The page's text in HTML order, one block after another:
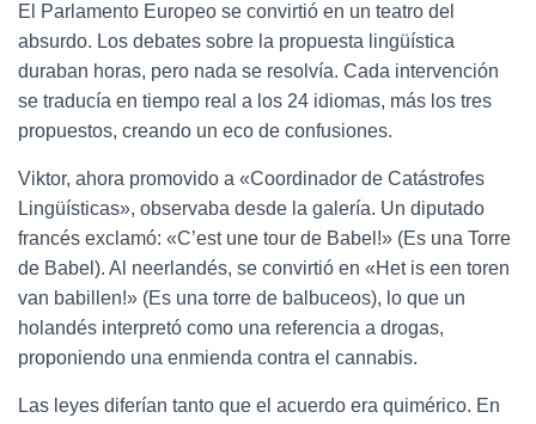
El Parlamento Europeo se convirtió en un teatro del
absurdo. Los debates sobre la propuesta lingüística
duraban horas, pero nada se resolvía. Cada intervención
se traducía en tiempo real a los 24 idiomas, más los tres
propuestos, creando un eco de confusiones.
Viktor, ahora promovido a «Coordinador de Catástrofes
Lingüísticas», observaba desde la galería. Un diputado
francés exclamó: «C’est une tour de Babel!» (Es una Torre
de Babel). Al neerlandés, se convirtió en «Het is een toren
van babillen!» (Es una torre de balbuceos), lo que un
holandés interpretó como una referencia a drogas,
proponiendo una enmienda contra el cannabis.
Las leyes diferían tanto que el acuerdo era quimérico. En